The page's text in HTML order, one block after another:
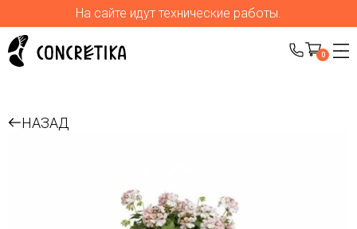
На сайте идут технические работы.
0
НАЗАД